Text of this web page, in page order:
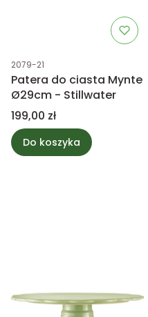
Kod produktu
2079-21
Patera do ciasta Mynte
Ø29cm - Stillwater
Cena
199,00 zł
Do koszyka